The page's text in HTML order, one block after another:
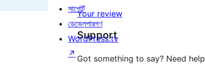
Your review
Support
Got something to say? Need
সাপোর্ট
ডেভেলপারগণ
WordPress.tv
↗